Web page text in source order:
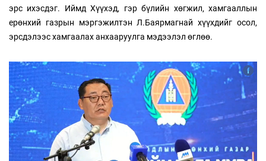
эрс ихэсдэг. Иймд Хүүхэд, гэр бүлийн хөгжил, хамгааллын
ерөнхий газрын мэргэжилтэн Л.Баярмагнай хүүхдийг осол,
эрсдэлээс хамгаалах анхааруулга мэдээлэл өглөө.